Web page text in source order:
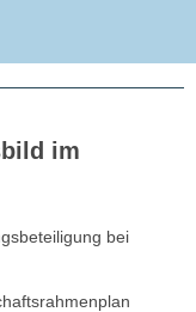
im
bei